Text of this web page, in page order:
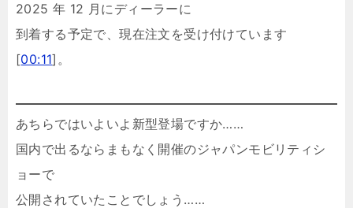
2025 年 12 月にディーラーに
到着する予定で、現在注文を受け付けています
[00:11]。
あちらではいよいよ新型登場ですか……
国内で出るならまもなく開催のジャパンモビリティシ
ョーで
公開されていたことでしょう……